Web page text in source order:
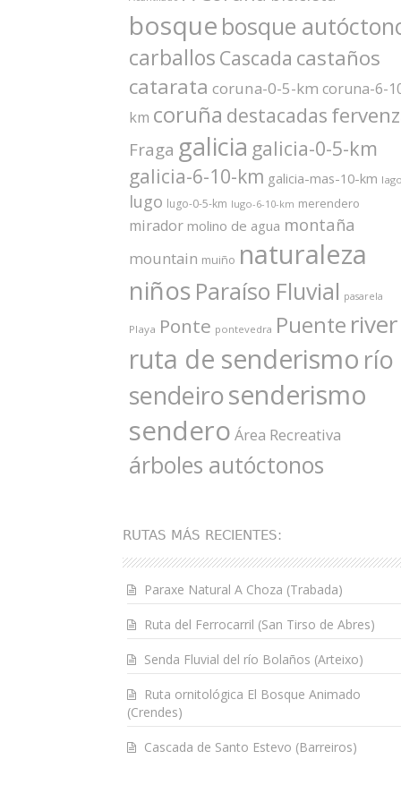
bosque bosque
carballos Cascada castaños
catarata coruna-0-5-km coruna-6-
km coruña destacadas
Fraga galicia galicia-0-5-km
galicia-6-10-km galicia-mas-10-km lago
lugo lugo-0-5-km lugo-6-10-km merendero
mirador molino de agua montaña
mountain muiño naturaleza
niños Paraíso Fluvial pasarela
Playa Ponte pontevedra Puente river
ruta de senderismo río
sendeirosenderismo
sendero Área Recreativa
árboles autóctonos
RUTAS MÁS RECIENTES:
Paraxe Natural A Choza (Trabada)
Ruta del Ferrocarril (San Tirso de Abres)
Senda Fluvial del río Bolaños (Arteixo)
Ruta ornitológica El Bosque Animado
(Crendes)
Cascada de Santo Estevo (Barreiros)